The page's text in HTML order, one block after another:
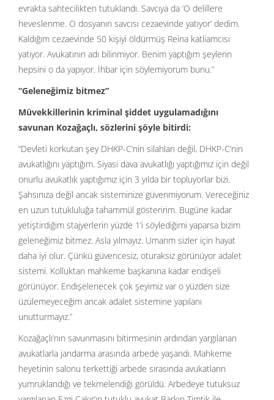
evrakta sahtecilikten tutuklandı. Savcıya da ‘O delillere
heveslenme. O dosyanın savcısı cezaevinde yatıyor’ dedim.
Kaldığım cezaevinde 50 kişiyi öldürmüş Reina katliamcısı
yatıyor. Avukatının adı bilinmiyor. Benim yaptığım şeylerin
hepsini o da yapıyor. İhbar için söylemiyorum bunu.”
“Geleneğimiz bitmez”
Müvekkillerinin kriminal şiddet uygulamadığını
savunan Kozağaçlı, sözlerini şöyle bitirdi:
“Devleti korkutan şey DHKP-C’nin silahları değil, DHKP-C’nin
avukatlığını yaptığım. Siyasi dava avukatlığı yaptığımız için değil
onurlu avukatlık yaptığımız için 3 yılda bir topluyorlar bizi.
Şahsınıza değil ancak sisteminize güvenmiyorum. Vereceğiniz
en uzun tutukluluğa tahammül gösteririm. Bugüne kadar
yetiştirdiğim stajyerlerin yüzde 1’i söylediğimi yaparsa bizim
geleneğimiz bitmez. Asla yılmayız. Umarım sizler için hayat
daha iyi olur. Çünkü güvencesiz, oturaksız görünüyor adalet
sistemi. Kolluktan mahkeme başkanına kadar endişeli
görünüyor. Endişelenecek çok şeyimiz var o yüzden size
üzülemeyeceğim ancak adalet sistemine yapılanı
unutturmayız.”
Kozağaçlı’nın savunmasını bitirmesinin ardından yargılanan
avukatlarla jandarma arasında arbede yaşandı. Mahkeme
heyetinin salonu terkettiği arbede sırasında avukatların
yumruklandığı ve tekmelendiği görüldü. Arbedeye tutuksuz